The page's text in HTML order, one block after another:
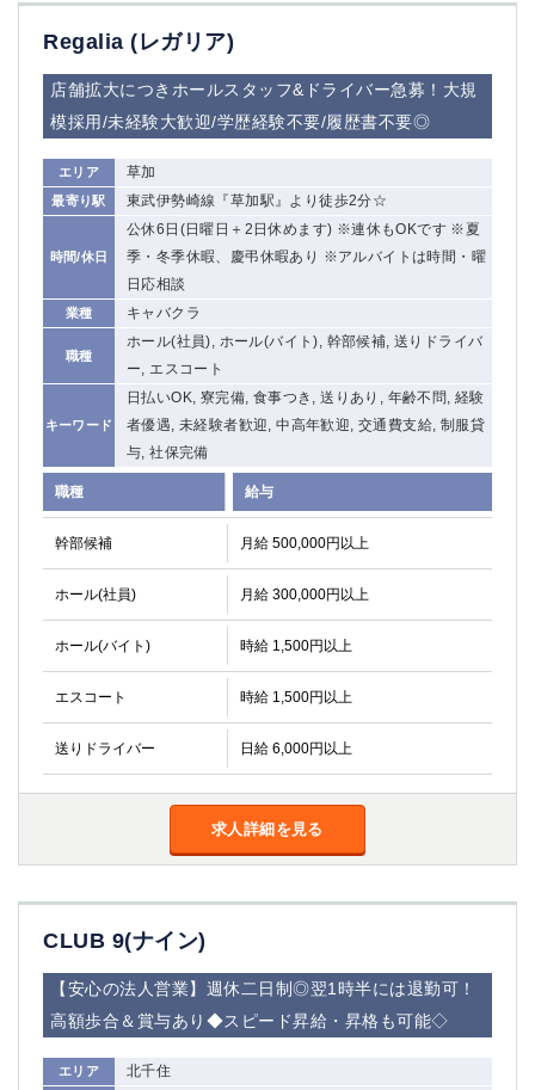
Regalia (レガリア)
店舗拡大につきホールスタッフ&ドライバー急募！大規
模採用/未経験大歓迎/学歴経験不要/履歴書不要◎
エリア 草加
最寄り駅 東武伊勢崎線『草加駅』より徒歩2分☆
時間/休日
公休6日(日曜日＋2日休めます) ※連休もOKです ※夏
季・冬季休暇、慶弔休暇あり ※アルバイトは時間・曜
日応相談
業種 キャバクラ
職種
ホール(社員), ホール(バイト), 幹部候補, 送りドライバ
ー, エスコート
キーワード
日払いOK, 寮完備, 食事つき, 送りあり, 年齢不問, 経験
者優遇, 未経験者歓迎, 中高年歓迎, 交通費支給, 制服貸
与, 社保完備
職種 給与
幹部候補 月給 500,000円以上
ホール(社員) 月給 300,000円以上
ホール(バイト) 時給 1,500円以上
エスコート 時給 1,500円以上
送りドライバー 日給 6,000円以上
求人詳細を見る
CLUB 9(ナイン)
【安心の法人営業】週休二日制◎翌1時半には退勤可！
高額歩合＆賞与あり◆スピード昇給・昇格も可能◇
エリア 北千住
神奈川県
関内
横浜
川崎
溝の口
本厚木
藤沢
武蔵小杉
横浜・桜木町
関内・馬車道・日ノ出町
元住吉
たまプラーザ
大船
横須賀
桜木町
埼玉県
志木
川越
南浦和
獨協大学前＜草加松原＞
北浦和（西口）
春日部
川口
蕨
千葉県
津田沼
千葉
西船橋
佐倉
茂原
八千代台
本八幡
東金
浦安
栃木県